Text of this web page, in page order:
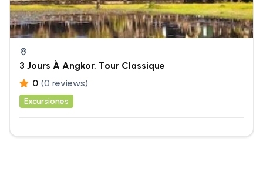
3 Jours À Angkor, Tour Classique
0 (0 reviews)
Excursiones